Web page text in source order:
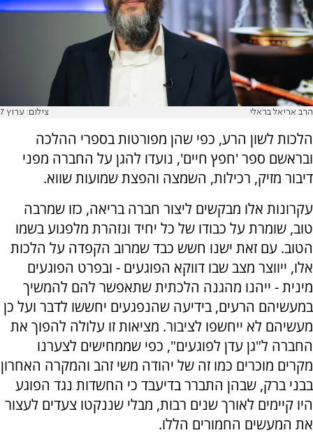
הרב אריאל בראלי צילום: ערוץ 7
הלכות לשון הרע, כפי שהן מפורטות בספרי ההלכה
ובראשם ספר 'חפץ חיים', נועדו להגן על החברה מפני
דיבור מזיק, רכילות, השמצה והפצת שמועות שווא.
עקרונות אלו מבקשים ליצור חברה בריאה, כזו שמרבה
טוב, שומרת על כבודו של כל יחיד ונזהרת מלפגוע בשמו
הטוב. עם זאת ישנו חשש כבד שמרוב הקפדה על הלכות
אלו, ייווצר מצב שבו דווקא הפוגעים - ובפרט הפוגעים
מינית - ייהנו מהגנה הלכתית שתאפשר להם להמשיך
במעשיהם הרעים, בידיעה שהנפגעים יחששו לדבר ועל כן
מעשיהם לא ייחשפו לציבור. מציאות זו עלולה להפוך את
החברה ל"גן עדן לפוגעים", כפי שממחישים לצערנו
מקרים מוכרים כמו זה של יהודה משי זהב והמקרה האחרון
בבני ברק, שבהן התברר בדיעבד כי החשדות נגד הפוגע
היו קיימים לאורך שנים רבות, מבלי שננקטו צעדים לעצור
את המעשים החמורים הללו.